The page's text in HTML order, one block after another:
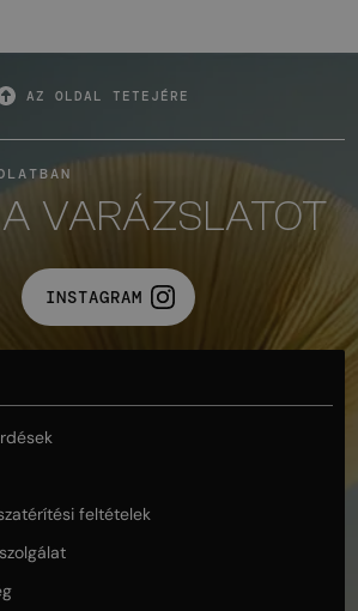
AZ OLDAL TETEJÉRE
VARÁZSLATOT
INSTAGRAM
feltételek